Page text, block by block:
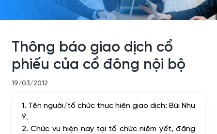
Thông báo giao dịch cổ
phiếu của cổ đông nội bộ
19/03/2012
1. Tên người/tổ chức thực hiện giao dịch: Bùi Như
Ý.
2. Chức vụ hiện nay tại tổ chức niêm yết, đăng